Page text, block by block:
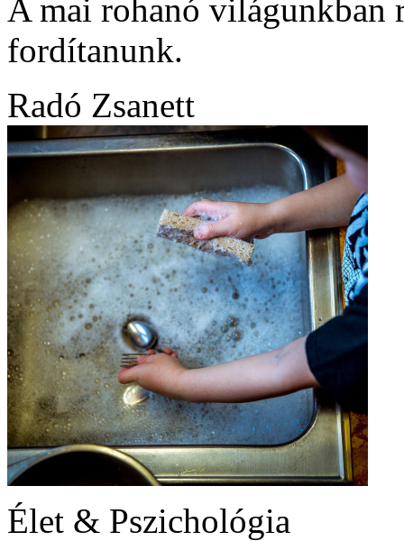
A mai rohanó világunkban
fordítanunk.
Radó Zsanett
Élet & Pszichológia